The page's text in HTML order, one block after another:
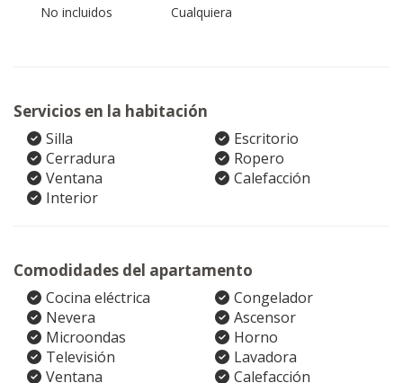
No incluidos Cualquiera
Servicios en la habitación
Silla
Escritorio
Cerradura
Ropero
Ventana
Calefacción
Interior
Comodidades del apartamento
Cocina eléctrica
Congelador
Nevera
Ascensor
Microondas
Horno
Televisión
Lavadora
Ventana
Calefacción